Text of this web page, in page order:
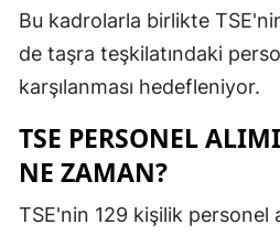
Bu kadrolarla birlikte
de taşra teşkilatındaki
karşılanması hedefleniyor.
TSE PERSONEL
NE ZAMAN?
TSE'nin 129 kişilik personel